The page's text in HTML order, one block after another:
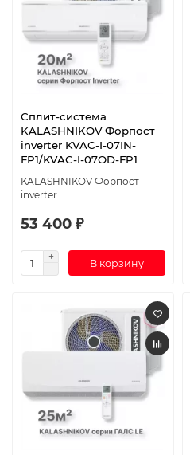
Сплит-система
KALASHNIKOV Форпост
inverter KVAC-I-07IN-
FP1/KVAC-I-07OD-FP1
KALASHNIKOV Форпост
inverter
53 400 ₽
В корзину